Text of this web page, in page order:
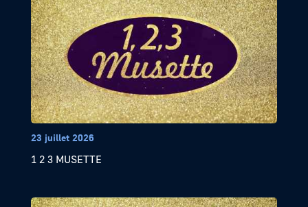
23 juillet 2026
1 2 3 MUSETTE